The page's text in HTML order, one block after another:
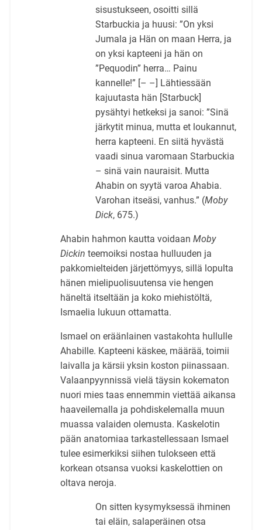
sisustukseen, osoitti sillä
Starbuckia ja huusi: ”On yksi
Jumala ja Hän on maan Herra, ja
on yksi kapteeni ja hän on
”Pequodin” herra… Painu
kannelle!” [– –] Lähtiessään
kajuutasta hän [Starbuck]
pysähtyi hetkeksi ja sanoi: ”Sinä
järkytit minua, mutta et loukannut,
herra kapteeni. En siitä hyvästä
vaadi sinua varomaan Starbuckia
– sinä vain nauraisit. Mutta
Ahabin on syytä varoa Ahabia.
Varohan itseäsi, vanhus.” (Moby
Dick, 675.)
Ahabin hahmon kautta voidaan Moby
Dickin teemoiksi nostaa hulluuden ja
pakkomielteiden järjettömyys, sillä lopulta
hänen mielipuolisuutensa vie hengen
häneltä itseltään ja koko miehistöltä,
Ismaelia lukuun ottamatta.
Ismael on eräänlainen vastakohta hullulle
Ahabille. Kapteeni käskee, määrää, toimii
laivalla ja kärsii yksin koston piinassaan.
Valaanpyynnissä vielä täysin kokematon
nuori mies taas ennemmin viettää aikansa
haaveilemalla ja pohdiskelemalla muun
muassa valaiden olemusta. Kaskelotin
pään anatomiaa tarkastellessaan Ismael
tulee esimerkiksi siihen tulokseen että
korkean otsansa vuoksi kaskelottien on
oltava neroja.
On sitten kysymyksessä ihminen
tai eläin, salaperäinen otsa